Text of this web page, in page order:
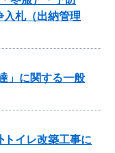
入札（出納管理
」に関する一般
トイレ改築工事に